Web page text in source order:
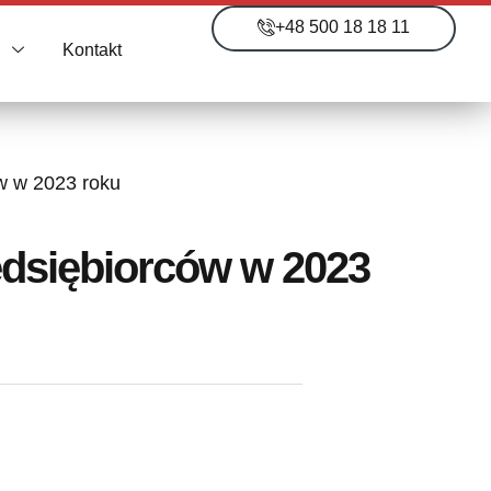
Kontakt
+48 500 18 18 11
w 2023 roku
w 2023